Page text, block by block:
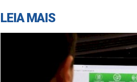
LEIA MAIS